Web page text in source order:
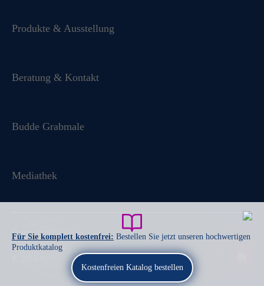
Produkte & Ausstellung
Beratung & Kontakt
Budde Grabmale
Mediathek
© 2024 BUDDE-GRABMALE.DE
Datenschutz
Impressum
Für Sie komplett kostenfrei: Bestellen Sie jetzt unseren hochwertigen
Produktkatalog
Kostenfreien Katalog bestellen